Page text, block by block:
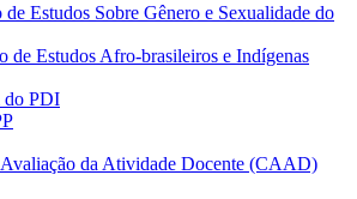
Estudos Sobre Gênero e Sexualidade do
Estudos Afro-brasileiros e Indígenas
do PDI
Avaliação da Atividade Docente (CAAD)